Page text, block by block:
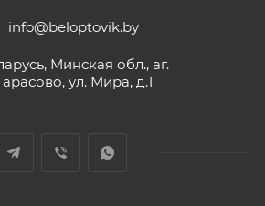
info@beloptovik.by
Минская обл., аг.
ул. Мира, д.1